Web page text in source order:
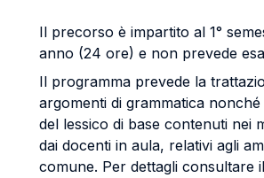
Il precorso è impartito al 1°
anno (24 ore) e non prevede
Il programma prevede la
argomenti di grammatica nonché
del lessico di base contenuti nei
dai docenti in aula, relativi agli
comune. Per dettagli consultare